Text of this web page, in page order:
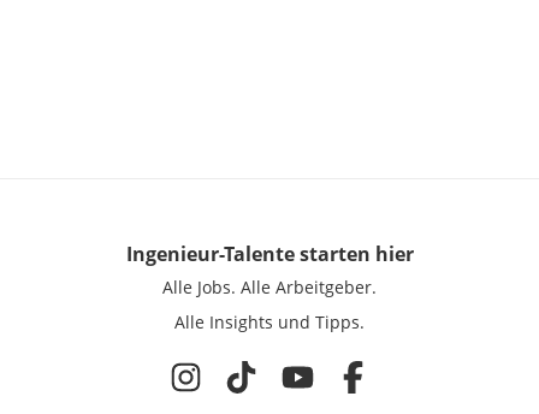
Ingenieur-Talentestarten hier
Alle Jobs. Alle Arbeitgeber.
Alle Insights und Tipps.